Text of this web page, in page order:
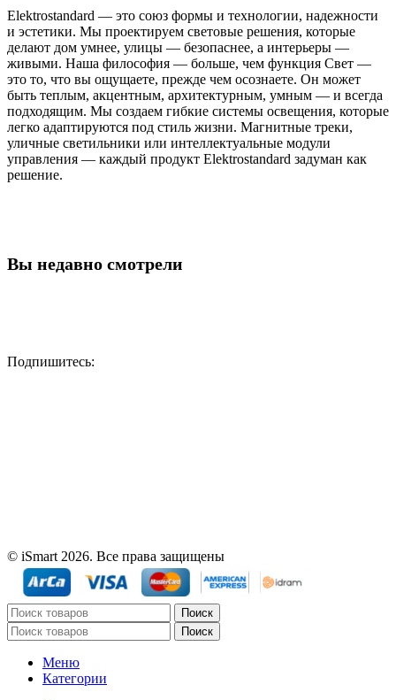
Elektrostandard — это союз формы и технологии, надежности
и эстетики. Мы проектируем световые решения, которые
делают дом умнее, улицы — безопаснее, а интерьеры —
живыми. Наша философия — больше, чем функция Свет —
это то, что вы ощущаете, прежде чем осознаете. Он может
быть теплым, акцентным, архитектурным, умным — и всегда
подходящим. Мы создаем гибкие системы освещения, которые
легко адаптируются под стиль жизни. Магнитные треки,
уличные светильники или интеллектуальные модули
управления — каждый продукт Elektrostandard задуман как
решение.
Вы недавно смотрели
Подпишитесь:
© iSmart 2026. Все права защищены
Поиск
Поиск
Меню
Категории